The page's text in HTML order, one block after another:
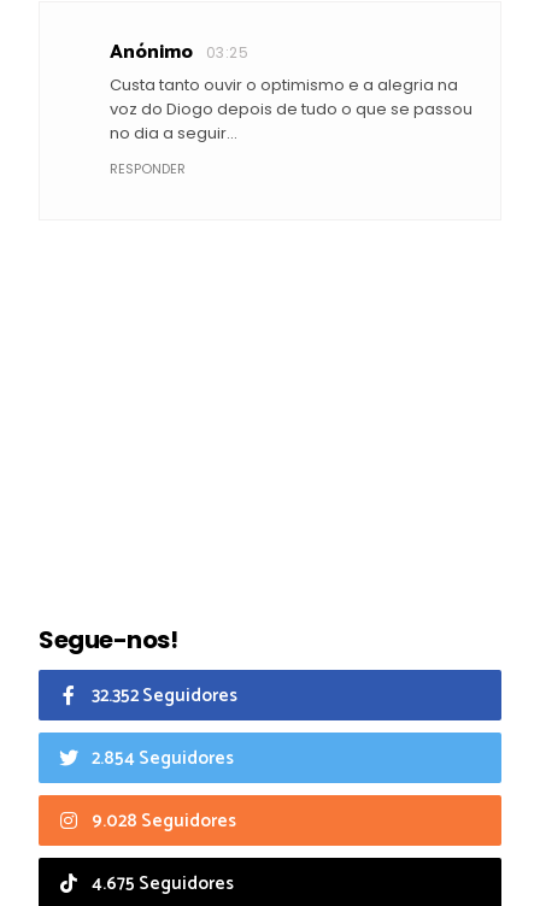
Anónimo 03:25
Custa tanto ouvir o optimismo e a alegria na
voz do Diogo depois de tudo o que se passou
no dia a seguir...
RESPONDER
Segue-nos!
32.352 Seguidores
2.854 Seguidores
9.028 Seguidores
4.675 Seguidores